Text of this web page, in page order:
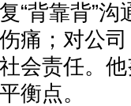
“背靠背”
痛；对公
会责任。
衡点。